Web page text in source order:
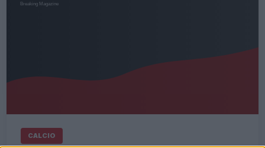
CALCIO